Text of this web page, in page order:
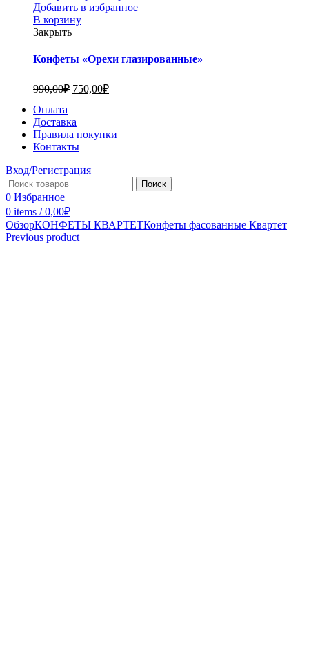
Добавить в избранное
В корзину
Закрыть
Конфеты «Орехи глазированные»
990,00₽ 750,00₽
Оплата
Доставка
Правила покупки
Контакты
Вход/Регистрация
Поиск
0 Избранное
0 items / 0,00₽
ОбзорКОНФЕТЫ КВАРТЕТКонфеты фасованные Квартет
Previous product